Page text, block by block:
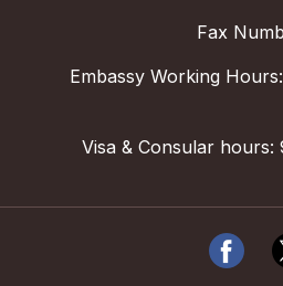
Fax
Embassy Working
Visa & Consular hours: